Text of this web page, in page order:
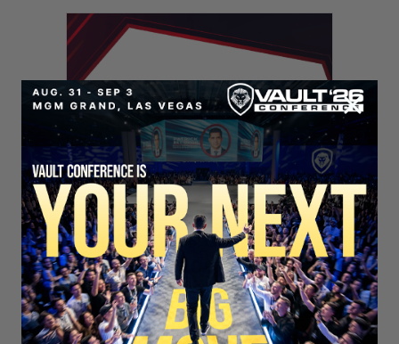
SECURE YOUR SEAT